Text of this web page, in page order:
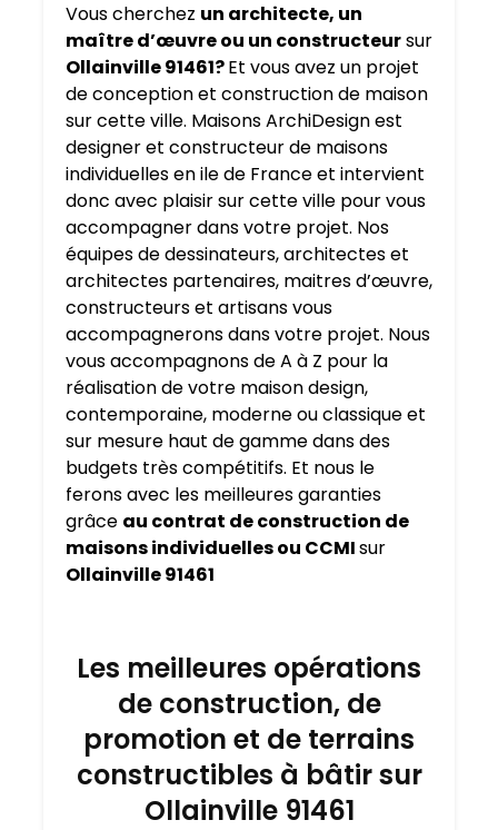
Vous cherchez un architecte, un
maître d’œuvre ou un constructeursur
Ollainville 91461?Et vous avez un projet
de conception et construction de maison
sur cette ville. Maisons ArchiDesign est
designer et constructeur de maisons
individuelles en ile de France et intervient
donc avec plaisir sur cette ville pour vous
accompagner dans votre projet. Nos
équipes de dessinateurs, architectes et
architectes partenaires, maitres d’œuvre,
constructeurs et artisans vous
accompagnerons dans votre projet. Nous
vous accompagnons de A à Z pour la
réalisation de votre maison design,
contemporaine, moderne ou classique et
sur mesure haut de gamme dans des
budgets très compétitifs. Et nous le
ferons avec les meilleures garanties
grâce au contrat de construction de
maisons individuelles ou CCMIsur
Ollainville 91461
Les meilleures opérations
de construction, de
promotion et de terrains
constructibles à bâtir sur
Ollainville 91461